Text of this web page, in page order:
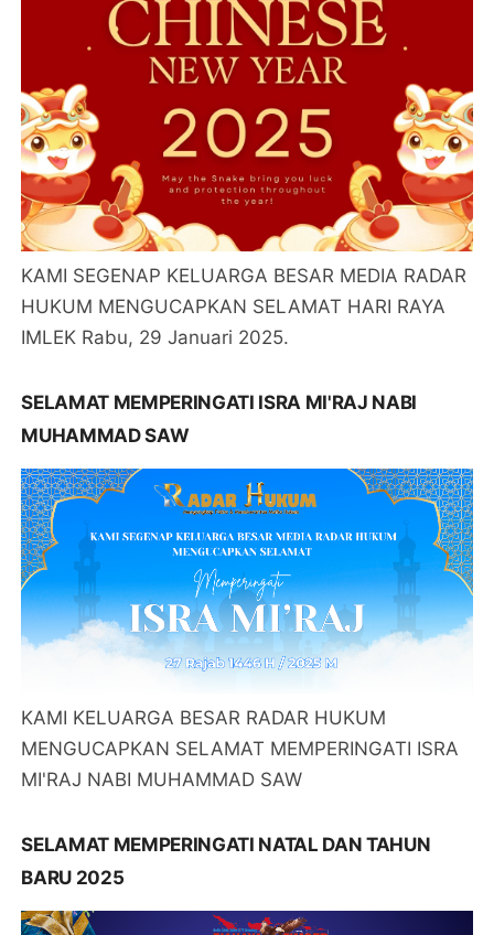
KAMI SEGENAP KELUARGA BESAR MEDIA RADAR
HUKUM MENGUCAPKAN SELAMAT HARI RAYA
IMLEK Rabu, 29 Januari 2025.
SELAMAT MEMPERINGATI ISRA MI'RAJ NABI
MUHAMMAD SAW
KAMI KELUARGA BESAR RADAR HUKUM
MENGUCAPKAN SELAMAT MEMPERINGATI ISRA
MI'RAJ NABI MUHAMMAD SAW
SELAMAT MEMPERINGATI NATAL DAN TAHUN
BARU 2025